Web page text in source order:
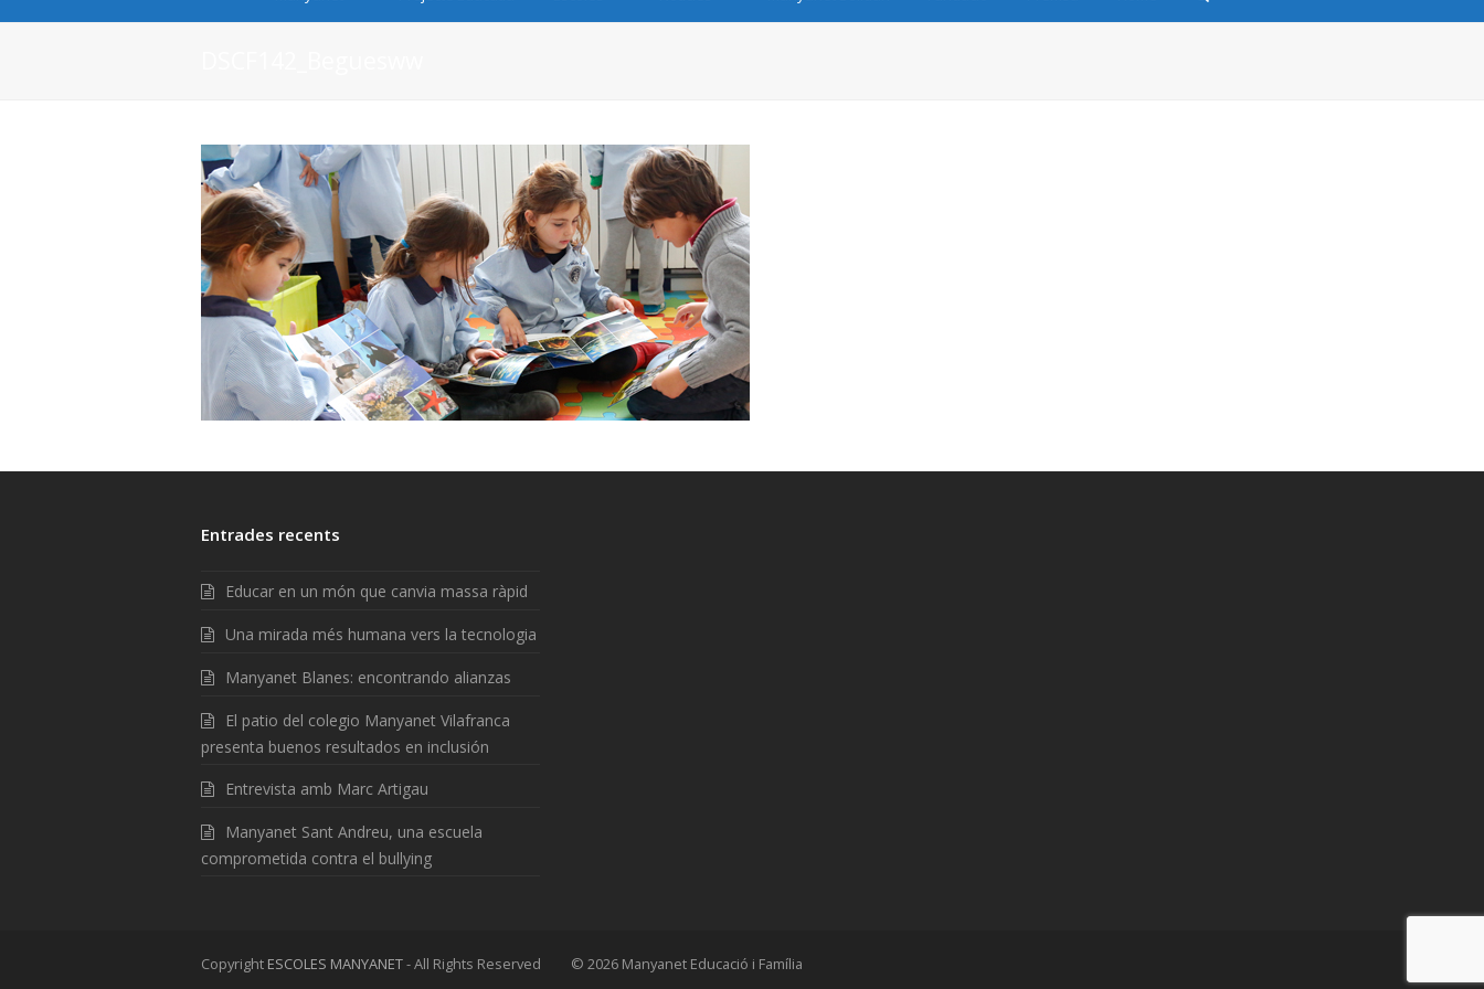
Entrades recents
Educar en un món que canvia massa ràpid
Una mirada més humana vers la tecnologia
Manyanet Blanes: encontrando alianzas
El patio del colegio Manyanet Vilafranca
presenta buenos resultados en inclusión
Entrevista amb Marc Artigau
Manyanet Sant Andreu, una escuela
comprometida contra el bullying
Copyright ESCOLES MANYANET- All Rights Reserved © 2026 Manyanet Educació i Família